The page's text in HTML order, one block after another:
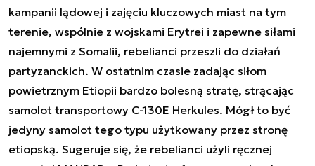
kampanii lądowej i zajęciu kluczowych miast na tym
terenie, wspólnie z wojskami Erytrei i zapewne siłami
najemnymi z Somalii, rebelianci przeszli do działań
partyzanckich. W ostatnim czasie zadając siłom
powietrznym Etiopii bardzo bolesną stratę, strącając
samolot transportowy C-130E Herkules. Mógł to być
jedyny samolot tego typu użytkowany przez stronę
etiopską. Sugeruje się, że rebelianci użyli ręcznej